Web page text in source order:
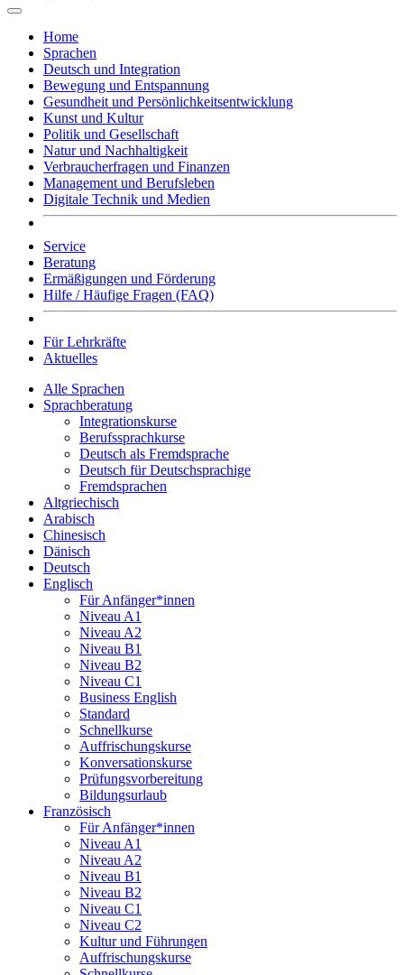
Home
Sprachen
Deutsch und Integration
Bewegung und Entspannung
Gesundheit und Persönlichkeitsentwicklung
Kunst und Kultur
Politik und Gesellschaft
Natur und Nachhaltigkeit
Verbraucherfragen und Finanzen
Management und Berufsleben
Digitale Technik und Medien
Service
Beratung
Ermäßigungen und Förderung
Hilfe / Häufige Fragen (FAQ)
Für Lehrkräfte
Aktuelles
Alle Sprachen
Sprachberatung
Integrationskurse
Berufssprachkurse
Deutsch als Fremdsprache
Deutsch für Deutschsprachige
Fremdsprachen
Altgriechisch
Arabisch
Chinesisch
Dänisch
Deutsch
Englisch
Für Anfänger*innen
Niveau A1
Niveau A2
Niveau B1
Niveau B2
Niveau C1
Business English
Standard
Schnellkurse
Auffrischungskurse
Konversationskurse
Prüfungsvorbereitung
Bildungsurlaub
Französisch
Für Anfänger*innen
Niveau A1
Niveau A2
Niveau B1
Niveau B2
Niveau C1
Niveau C2
Kultur und Führungen
Auffrischungskurse